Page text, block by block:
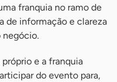
franquia no ramo de
de informação e clareza
negócio.
e a franquia
do evento para,